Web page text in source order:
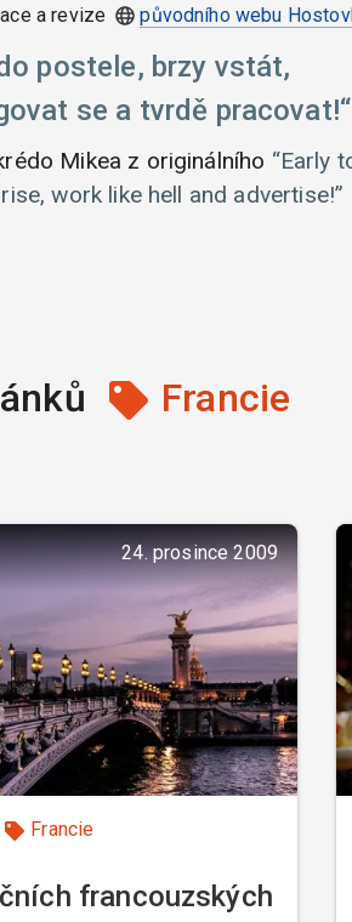
a revize
původního webu
postele, brzy vstát,
se a tvrdě pracovat!
Mikea z originálního Early
work like hell and advertise!
Francie
24. prosince 2009
Francie
francouzských